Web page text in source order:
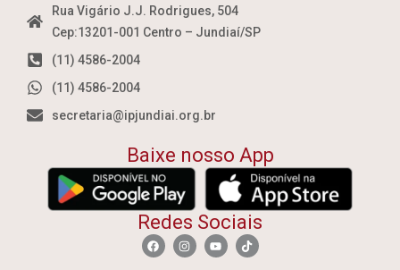
Rua Vigário J.J. Rodrigues, 504
Cep:13201-001 Centro – Jundiaí/SP
(11) 4586-2004
(11) 4586-2004
secretaria@ipjundiai.org.br
Baixe nosso App
Redes Sociais